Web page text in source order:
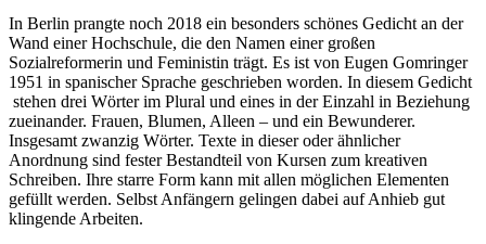
In Berlin prangte noch 2018 ein besonders schönes Gedicht an der
Wand einer Hochschule, die den Namen einer großen
Sozialreformerin und Feministin trägt. Es ist von Eugen Gomringer
1951 in spanischer Sprache geschrieben worden. In diesem Gedicht
stehen drei Wörter im Plural und eines in der Einzahl in Beziehung
zueinander. Frauen, Blumen, Alleen – und ein Bewunderer.
Insgesamt zwanzig Wörter. Texte in dieser oder ähnlicher
Anordnung sind fester Bestandteil von Kursen zum kreativen
Schreiben. Ihre starre Form kann mit allen möglichen Elementen
gefüllt werden. Selbst Anfängern gelingen dabei auf Anhieb gut
klingende Arbeiten.